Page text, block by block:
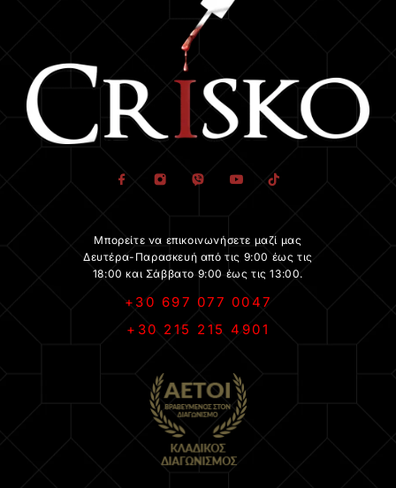
Μπορείτε να επικοινωνήσετε μαζί μας
Δευτέρα-Παρασκευή από τις 9:00 έως τις
18:00 και Σάββατο 9:00 έως τις 13:00.
+30 697 077 0047
+30 215 215 4901